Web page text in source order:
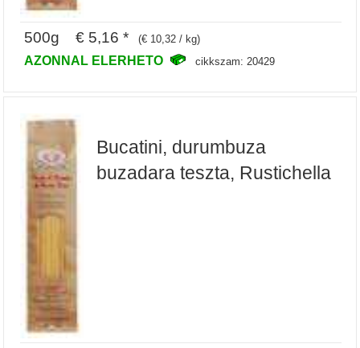
500g € 5,16 * (€ 10,32 / kg)
AZONNAL ELERHETO cikkszam: 20429
Bucatini, durumbuza
buzadara teszta, Rustichella